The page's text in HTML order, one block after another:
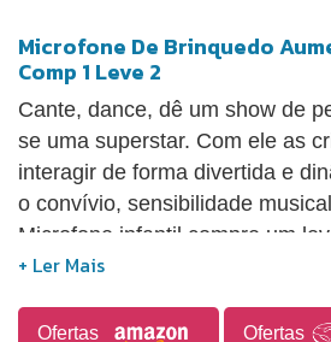
Microfone De Brinquedo
Comp 1 Leve 2
Cante, dance, dê um show de
se uma superstar. Com ele as
interagir de forma divertida e
o convívio, sensibilidade
Microfone infantil compre um
Ofertas Ofertas